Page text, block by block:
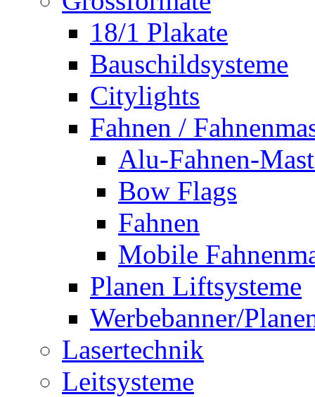
18/1 Plakate
Bauschildsysteme
Citylights
Fahnen /
Alu-Fahnen-
Bow Flags
Fahnen
Mobile
Planen Liftsysteme
Werbebanner/
Lasertechnik
Leitsysteme